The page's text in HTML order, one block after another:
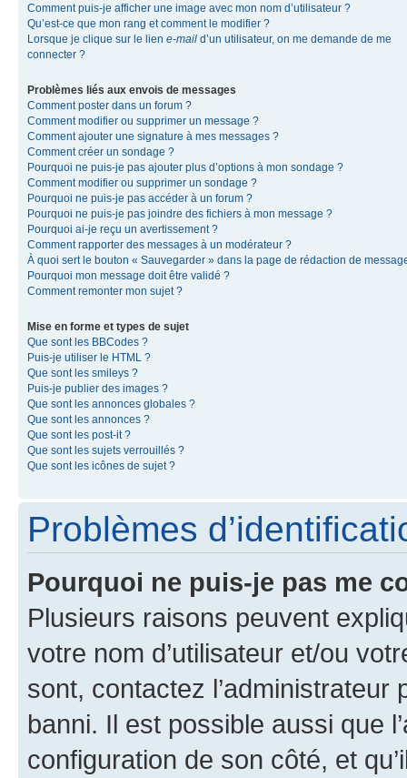
Comment puis-je afficher une image avec mon nom d’utilisateur ?
Qu’est-ce que mon rang et comment le modifier ?
Lorsque je clique sur le lien e-mail d’un utilisateur, on me demande de me
connecter ?
Problèmes liés aux envois de messages
Comment poster dans un forum ?
Comment modifier ou supprimer un message ?
Comment ajouter une signature à mes messages ?
Comment créer un sondage ?
Pourquoi ne puis-je pas ajouter plus d’options à mon sondage ?
Comment modifier ou supprimer un sondage ?
Pourquoi ne puis-je pas accéder à un forum ?
Pourquoi ne puis-je pas joindre des fichiers à mon message ?
Pourquoi ai-je reçu un avertissement ?
Comment rapporter des messages à un modérateur ?
À quoi sert le bouton « Sauvegarder » dans la page de rédaction de
Pourquoi mon message doit être validé ?
Comment remonter mon sujet ?
Mise en forme et types de sujet
Que sont les BBCodes ?
Puis-je utiliser le HTML ?
Que sont les smileys ?
Puis-je publier des images ?
Que sont les annonces globales ?
Que sont les annonces ?
Que sont les post-it ?
Que sont les sujets verrouillés ?
Que sont les icônes de sujet ?
Problèmes
Pourquoi ne puis-je pas me
Plusieurs raisons peuvent
votre nom d’utilisateur et/ou
sont, contactez l’administrateur
banni. Il est possible aussi que
configuration de son côté, et